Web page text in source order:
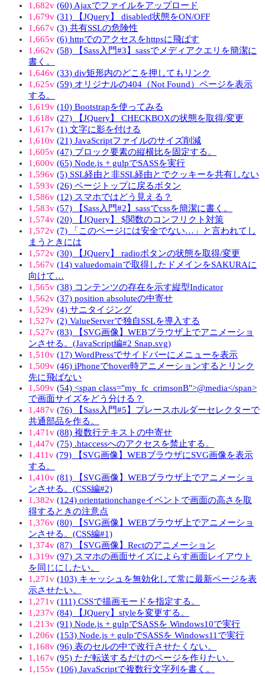
1,682v (60) Ajaxでファイルをアップロード
1,679v (31) 【JQuery】 disabled状態をON/OFF
1,667v (3) 共有SSLの危険性
1,665v (6) httpでのアクセスをhttpsに飛ばす
1,662v (58) 【Sass入門#3】sassでメディアクエリを簡潔に
書く。
1,646v (33) div矩形内のどこを押してもリンク
1,625v (59) オリジナルの404（Not Found）ページを表示
する。
1,619v (10) Bootstrapを使ってみる
1,618v (27) 【JQuery】 CHECKBOXの状態を取得/変更
1,617v (1) 文字に影を付ける
1,610v (21) JavaScriptファイルのサイズ削減
1,605v (47) ブロック要素の縦横比を固定する。
1,600v (65) Node.js + gulpでSASSを実行
1,596v (5) SSL経由と非SSL経由とでクッキーを共有しない
1,593v (26) ページトップに戻るボタン
1,586v (12) スマホではどう見える？
1,583v (57) 【Sass入門#2】sassでcssを簡潔に書く。
1,574v (20) 【JQuery】 $関数のコンフリクト対策
1,572v (7) 「このページには安全でない…」と言われてし
まうときには
1,572v (30) 【JQuery】 radioボタンの状態を取得/変更
1,567v (14) valuedomainで取得したドメインをSAKURAに
向けて…
1,565v (38) コンテンツの存在を示す縦型Indicator
1,562v (37) position absoluteの中寄せ
1,529v (4) サニタイジング
1,527v (2) ValueServerで独自SSLを導入する
1,527v (83) 【SVG画像】WEBブラウザ上でアニメーショ
ンさせる。(JavaScript編#2 Snap.svg)
1,510v (17) WordPressでサイドバーにメニューを表示
1,509v (46) iPhoneでhover時アニメーションするとリンク
先に飛ばない
1,509v (54) <span class="my_fc_crimsonB">@media</span>
で画面サイズをどう分ける？
1,487v (76) 【Sass入門#5】プレースホルダーセレクターで
共通部品を作る。
1,471v (88) 複数行テキストの中寄せ
1,447v (75) .htaccessへのアクセスを禁止する。
1,411v (79) 【SVG画像】WEBブラウザにSVG画像を表示
する。
1,410v (81) 【SVG画像】WEBブラウザ上でアニメーショ
ンさせる。(CSS編#2)
1,382v (124) orientationchangeイベントで画面の高さを取
得するときの注意点
1,376v (80) 【SVG画像】WEBブラウザ上でアニメーショ
ンさせる。(CSS編#1)
1,374v (87) 【SVG画像】Rectのアニメーション
1,319v (97) スマホの画面サイズによらす画面レイアウト
を同じにしたい。
1,271v (103) キャッシュを無効化して常に最新ページを表
示させたい。
1,271v (111) CSSで描画モードを指定する。
1,237v (84) 【JQuery】styleを変更する。
1,213v (91) Node.js + gulpでSASSを Windows10で実行
1,206v (153) Node.js + gulpでSASSを Windows11で実行
1,168v (96) 表のセルの中で改行させたくない。
1,167v (95) ただ転送するだけのページを作りたい。
1,155v (106) JavaScriptで複数行文字列を書く。